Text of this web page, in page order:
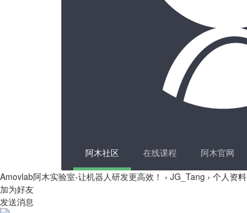
阿木社区 在线课程
阿木官网
Amovlab阿木实验室-让机器人研发更高效！ › JG_Tang › 个人资料
加为好友
发送消息